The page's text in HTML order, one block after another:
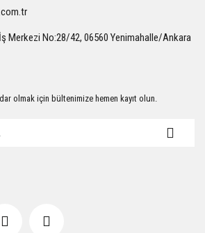
Gönder
Merkezi No:28/42, 06560 Yenimahalle/Ankara
olmak için bültenimize hemen kayıt olun.